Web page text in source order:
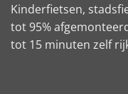
Kinderfietsen,
tot 95%
tot 15 minuten zelf